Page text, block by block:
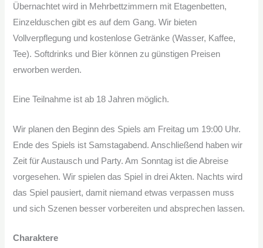
Übernachtet wird in Mehrbettzimmern mit Etagenbetten,
Einzelduschen gibt es auf dem Gang. Wir bieten
Vollverpflegung und kostenlose Getränke (Wasser, Kaffee,
Tee). Softdrinks und Bier können zu günstigen Preisen
erworben werden.
Eine Teilnahme ist ab 18 Jahren möglich.
Wir planen den Beginn des Spiels am Freitag um 19:00 Uhr.
Ende des Spiels ist Samstagabend. Anschließend haben wir
Zeit für Austausch und Party. Am Sonntag ist die Abreise
vorgesehen. Wir spielen das Spiel in drei Akten. Nachts wird
das Spiel pausiert, damit niemand etwas verpassen muss
und sich Szenen besser vorbereiten und absprechen lassen.
Charaktere